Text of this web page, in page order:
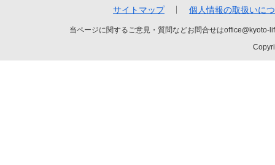
サイトマップ 個人情報の取扱いに
当ページに関するご意見・質問などお問合せは